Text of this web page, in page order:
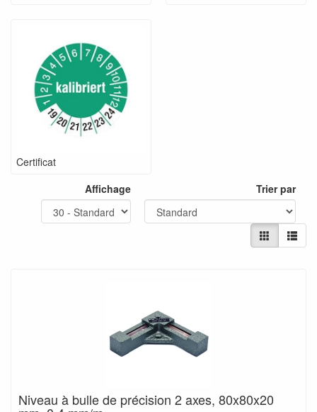
Certificat
Affichage
Trier par
Niveau à bulle de précision 2 axes, 80x80x20